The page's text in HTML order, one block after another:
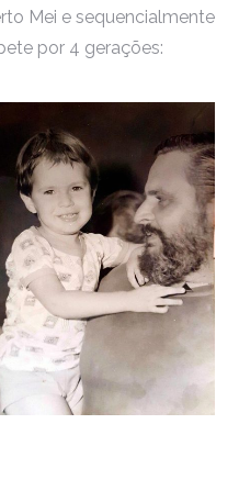
Mei e sequencialmente
por 4 gerações: